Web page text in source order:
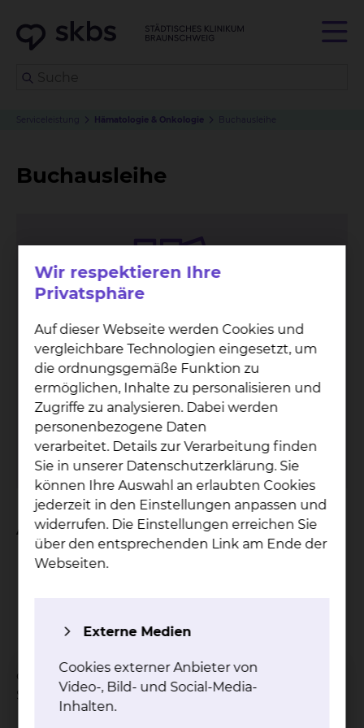
Serviceleistung Hämatologie & Onkologie Buchausleihe
Buchausleihe
Pa­ti­en­ten­bü­che­rei
Der Service der Patientenbücherei wird nur
am Standort Salzdahlumer Straße
angeboten.
mehr
An wen verleihen wir?
Patientinnen und Patienten
Angestellte
des Städtischen Klinikums am Standort
Salzdahlumer Straße.
Wir respektieren Ihre
Privatsphäre
Auf dieser Webseite werden Cookies und
vergleichbare Technologien eingesetzt, um
die ordnungsgemäße Funktion zu
ermöglichen, Inhalte zu personalisieren und
Zugriffe zu analysieren. Dabei werden
personenbezogene Daten
verarbeitet. Details zur Verarbeitung finden
Sie in unserer Datenschutzerklärung. Sie
können Ihre Auswahl an erlaubten Cookies
jederzeit in den Einstellungen anpassen und
widerrufen. Die Einstellungen erreichen Sie
über den entsprechenden Link am Ende der
Webseiten.
Externe Medien
Cookies externer Anbieter von
Video-, Bild- und Social-Media-
Inhalten.